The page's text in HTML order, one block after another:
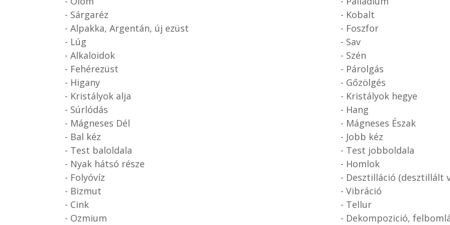
- Sárgaréz
- Alpakka, Argentán, új ezüst
- Lúg
- Alkaloidok
- Fehérezüst
- Higany
- Kristályok alja
- Súrlódás
- Mágneses Dél
- Bal kéz
- Test baloldala
- Nyak hátsó része
- Folyóvíz
- Bizmut
- Cink
- Ozmium
- Kobalt
- Foszfor
- Sav
- Szén
- Párolgás
- Gőzölgés
- Kristályok hegye
- Hang
- Mágneses Észak
- Jobb kéz
- Test jobboldala
- Homlok
- Desztilláció (desztillált
- Vibráció
- Tellur
- Dekompozició,